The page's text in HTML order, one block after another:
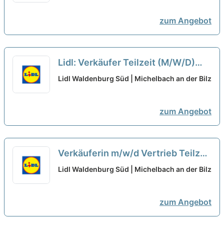
zum Angebot
Lidl: Verkäufer Teilzeit (M/W/D)
neu
Lidl Waldenburg Süd | Michelbach an der Bilz
zum Angebot
Verkäuferin m/w/d Vertrieb Teilzeit
neu
Lidl Waldenburg Süd | Michelbach an der Bilz
zum Angebot